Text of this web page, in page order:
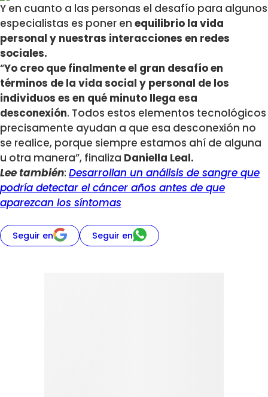
Y en cuanto a las personas el desafío para algunos
especialistas es poner en equilibrio la vida
personal y nuestras interacciones en redes
sociales.
“Yo creo que finalmente el gran desafío en
términos de la vida social y personal de los
individuos es en qué minuto llega esa
desconexión. Todos estos elementos tecnológicos
precisamente ayudan a que esa desconexión no
se realice, porque siempre estamos ahí de alguna
u otra manera”, finaliza Daniella Leal.
Lee también: Desarrollan un análisis de sangre que
podría detectar el cáncer años antes de que
aparezcan los síntomas
Seguir en Seguir en